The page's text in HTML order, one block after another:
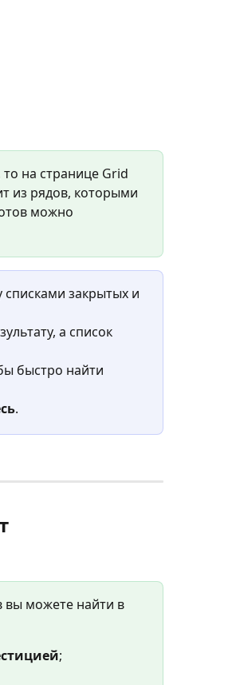
на странице Grid
из рядов, которыми
можно
закрытых и
а список
быстро найти
.
вы можете найти в
;